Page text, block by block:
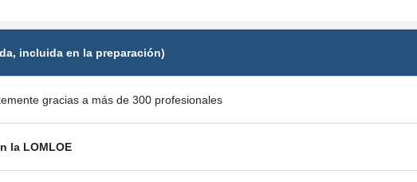
incluida en la preparación)
gracias a más de 300 profesionales
la LOMLOE